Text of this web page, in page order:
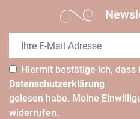
Hiermit bestätige ich, dass
Daten­schutz­erklärung
gelesen habe. Meine
widerrufen.